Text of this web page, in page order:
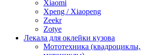
Xiaomi
Xpeng / Xiaopeng
Zeekr
Zotye
Лекала для оклейки кузова
Мототехника